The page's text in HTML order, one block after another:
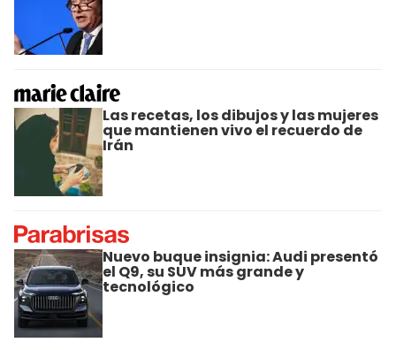
Las recetas, los dibujos y las mujeres
que mantienen vivo el recuerdo de
Irán
Nuevo buque insignia: Audi presentó
el Q9, su SUV más grande y
tecnológico